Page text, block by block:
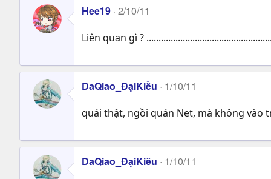
Hee19 2/10/11
Liên quan gì ?
DaQiao_ĐạiKiều 1/10/11
quái thật, ngồi quán Net, mà không vào
DaQiao_ĐạiKiều 1/10/11